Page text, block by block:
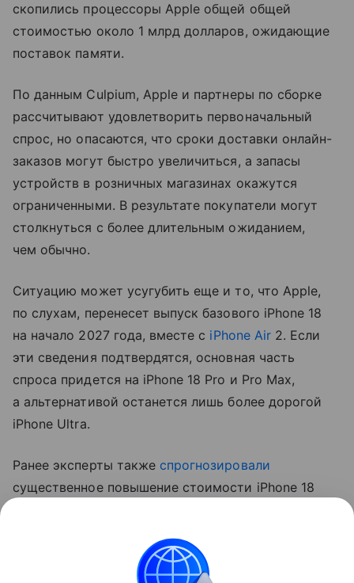
скопились процессоры Apple общей общей
стоимостью около 1 млрд долларов, ожидающие
поставок памяти.
По данным Culpium, Apple и партнеры по сборке
рассчитывают удовлетворить первоначальный
спрос, но опасаются, что сроки доставки онлайн-
заказов могут быстро увеличиться, а запасы
устройств в розничных магазинах окажутся
ограниченными. В результате покупатели могут
столкнуться с более длительным ожиданием,
чем обычно.
Ситуацию может усугубить еще и то, что Apple,
по слухам, перенесет выпуск базового iPhone 18
на начало 2027 года, вместе с iPhone Air2. Если
эти сведения подтвердятся, основная часть
спроса придется на iPhone 18 Pro и Pro Max,
а альтернативой останется лишь более дорогой
iPhone Ultra.
Ранее эксперты также спрогнозировали
существенное повышение стоимости iPhone 18